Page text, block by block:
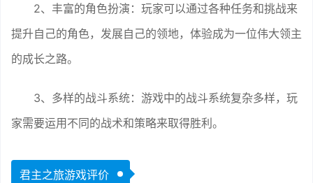
2、丰富的角色扮演：玩家可以通过各种任务和挑战来
提升自己的角色，发展自己的领地，体验成为一位伟大领主
的成长之路。
3、多样的战斗系统：游戏中的战斗系统复杂多样，玩
家需要运用不同的战术和策略来取得胜利。
君主之旅游戏评价